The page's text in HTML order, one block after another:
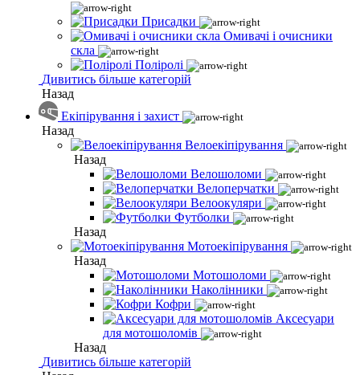
Присадки
Омивачі і очисники
скла
Поліролі
Дивитись більше категорій
Назад
Екіпірування і захист
Назад
Велоекіпірування
Назад
Велошоломи
Велоперчатки
Велоокуляри
Футболки
Назад
Мотоекіпірування
Назад
Мотошоломи
Наколінники
Кофри
Аксесуари
для мотошоломів
Назад
Дивитись більше категорій